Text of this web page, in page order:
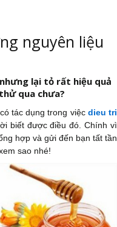
nguyên liệu
lại tỏ rất hiệu quả
qua chưa?
tác dụng trong việc dieu tri
biết được điều đó. Chính vì
hợp và gửi đến bạn tất tần
sao nhé!